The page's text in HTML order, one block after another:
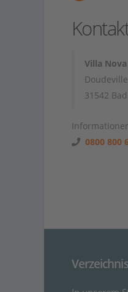
Villa
31542
0800 800
Verzeichnis